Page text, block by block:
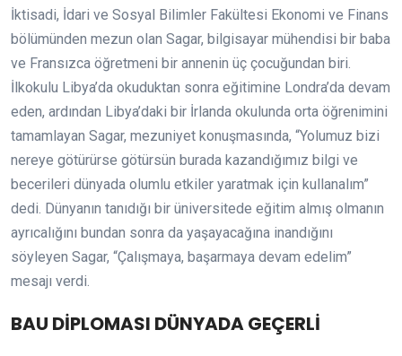
İktisadi, İdari ve Sosyal Bilimler Fakültesi Ekonomi ve Finans
bölümünden mezun olan Sagar, bilgisayar mühendisi bir baba
ve Fransızca öğretmeni bir annenin üç çocuğundan biri.
İlkokulu Libya’da okuduktan sonra eğitimine Londra’da devam
eden, ardından Libya’daki bir İrlanda okulunda orta öğrenimini
tamamlayan Sagar, mezuniyet konuşmasında, “Yolumuz bizi
nereye götürürse götürsün burada kazandığımız bilgi ve
becerileri dünyada olumlu etkiler yaratmak için kullanalım”
dedi. Dünyanın tanıdığı bir üniversitede eğitim almış olmanın
ayrıcalığını bundan sonra da yaşayacağına inandığını
söyleyen Sagar, “Çalışmaya, başarmaya devam edelim”
mesajı verdi.
BAU DİPLOMASI DÜNYADA GEÇERLİ